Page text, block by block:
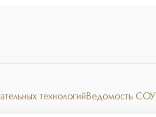
технологий Ведомость СОУТ